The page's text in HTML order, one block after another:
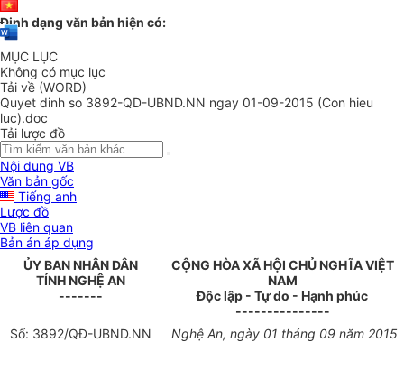
Định dạng văn bản hiện có:
MỤC LỤC
Không có mục lục
Tải về (WORD)
Quyet dinh so 3892-QD-UBND.NN ngay 01-09-2015 (Con hieu
luc).doc
Tải lược đồ
Nội dung VB
Văn bản gốc
Tiếng anh
Lược đồ
VB liên quan
Bản án áp dụng
ỦY BAN NHÂNDÂN
TỈNHNGHỆ AN
-------
CỘNG HÒA XÃ HỘI CHỦ NGHĨA VIỆT
NAM
Độc lập - Tự do - Hạnh phúc
---------------
Số: 3892/QĐ-UBND.NN Nghệ An, ngày 01 tháng 09năm 2015